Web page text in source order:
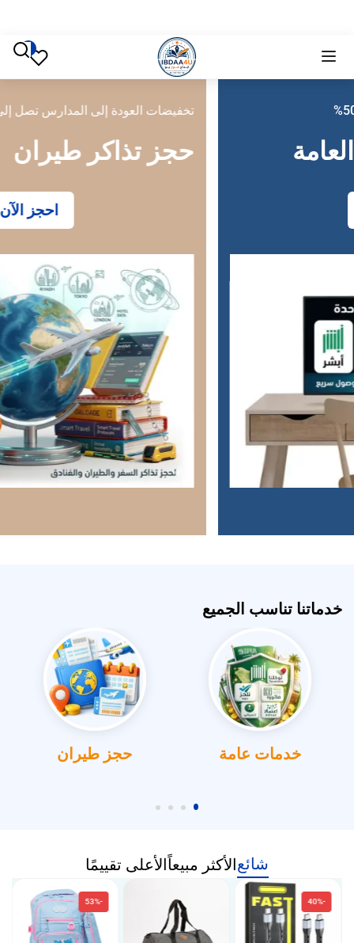
تخفيضات العودة إلى المدارس تصل إلى 50%
حجز تذاكر طيران
خدماتنا تناسب الجميع
خدمات عامة حجز طيران
شائعالأكثر مبيعاًالأعلى تقييمًا
-40%
-53%